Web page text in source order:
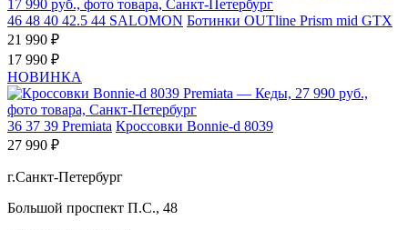
46 48 40 42.5 44 SALOMON Ботинки OUTline Prism mid GTX
21 990 ₽
17 990 ₽
НОВИНКА
36 37 39 Premiata Кроссовки Bonnie-d 8039
27 990 ₽
г.Санкт-Петербург
Большой проспект П.С., 48